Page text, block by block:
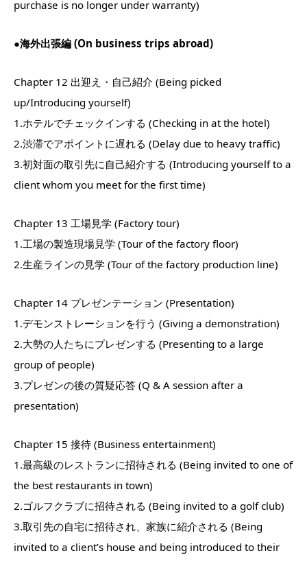
purchase is no longer under warranty)
●海外出張編 (On business trips abroad)
Chapter 12 出迎え・自己紹介 (Being picked
up/Introducing yourself)
1.ホテルでチェックインする (Checking in at the hotel)
2.渋滞でアポイントに遅れる (Delay due to heavy traffic)
3.初対面の取引先に自己紹介する (Introducing yourself to a
client whom you meet for the first time)
Chapter 13 工場見学 (Factory tour)
1.工場の製造現場見学 (Tour of the factory floor)
2.生産ラインの見学 (Tour of the factory production line)
Chapter 14 プレゼンテーション (Presentation)
1.デモンストレーションを行う (Giving a demonstration)
2.大勢の人たちにプレゼンする (Presenting to a large
group of people)
3.プレゼンの後の質疑応答 (Q & A session after a
presentation)
Chapter 15 接待 (Business entertainment)
1.最高級のレストランに招待される (Being invited to one of
the best restaurants in town)
2.ゴルフクラブに招待される (Being invited to a golf club)
3.取引先の自宅に招待され、家族に紹介される (Being
invited to a client’s house and being introduced to their